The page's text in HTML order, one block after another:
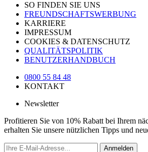
SO FINDEN SIE UNS
FREUNDSCHAFTSWERBUNG
KARRIERE
IMPRESSUM
COOKIES & DATENSCHUTZ
QUALITÄTSPOLITIK
BENUTZERHANDBUCH
0800 55 84 48
KONTAKT
Newsletter
Profitieren Sie von 10% Rabatt bei Ihrem
erhalten Sie unsere nützlichen Tipps und
Anmelden